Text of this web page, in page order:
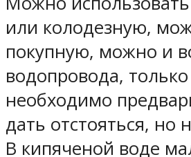
или колодезную,
покупную, можно и
водопровода,
необходимо
дать отстояться, но
В кипяченой воде